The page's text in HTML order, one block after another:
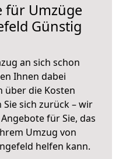
für Umzüge
Günstig
an sich schon
Ihnen dabei
über die Kosten
sich zurück – wir
für Sie, das
Umzug von
helfen kann.